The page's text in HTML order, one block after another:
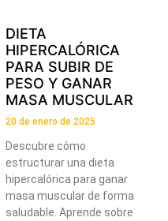
DIETA
HIPERCALÓRICA
PARA SUBIR DE
PESO Y GANAR
MASA MUSCULAR
20 de enero de 2025
Descubre cómo
estructurar una dieta
hipercalórica para ganar
masa muscular de forma
saludable. Aprende sobre